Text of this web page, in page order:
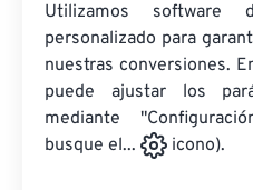
Utilizamos
personalizado para
nuestras conversiones.
puede ajustar los
mediante
busque el...
icono).